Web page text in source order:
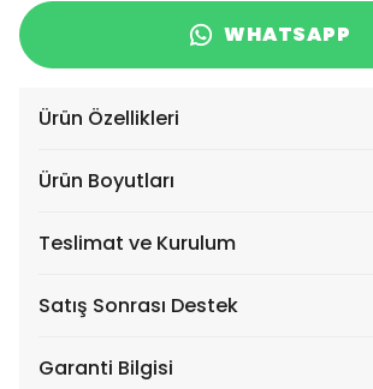
WHATSAPP
Ürün Özellikleri
Ürün Boyutları
Teslimat ve Kurulum
Satış Sonrası Destek
Garanti Bilgisi